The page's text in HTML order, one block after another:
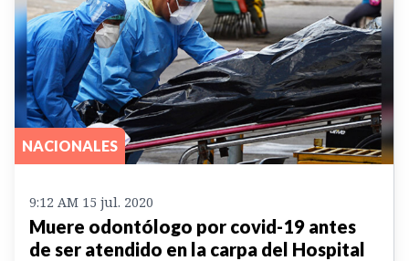
NACIONALES
9:12 AM 15 jul. 2020
Muere odontólogo por covid-19 antes
de ser atendido en la carpa del Hospital